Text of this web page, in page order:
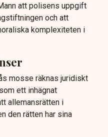
att polisens uppgift
och att
komplexiteten i
mosse räknas juridiskt
ett inhägnat
allemansrätten i
den rätten har sina